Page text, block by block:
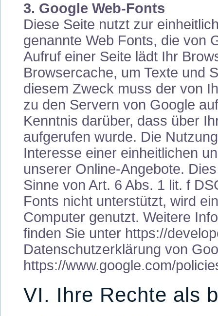
3. Google Web-Fonts
Diese Seite nutzt zur
genannte Web Fonts, die von
Aufruf einer Seite lädt Ihr
Browsercache, um Texte und
diesem Zweck muss der von
zu den Servern von Google
Kenntnis darüber, dass über
aufgerufen wurde. Die
Interesse einer einheitlichen
unserer Online-Angebote.
Sinne von Art. 6 Abs. 1 lit. f
Fonts nicht unterstützt, wird
Computer genutzt. Weitere
finden Sie unter https://
Datenschutzerklärung von
https://www.google.com/
VI. Ihre Rechte als